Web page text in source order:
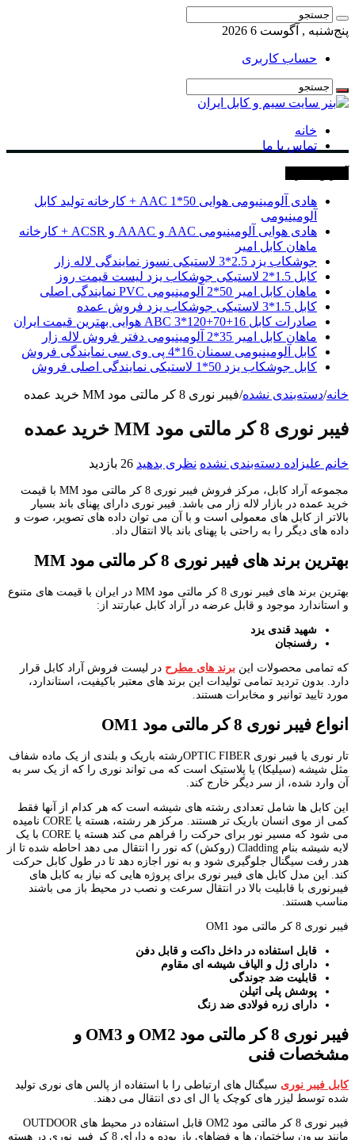
پنج‌شنبه , آگوست 6 2026
حساب کاربری
خانه
تماس با ما
هادی آلومینیومی هوایی 50*1 AAC + کارخانه تولید کابل
آلومینیومی
هادی هوایی آلومینیومی AAC و AAAC و ACSR + کارخانه
ماهان کابل امیر
جوشکاب یزد 2.5*3 لاستیکی نسوز نمایندگی لاله زار
کابل 1.5*2 لاستیکی جوشکاب یزد لیست قیمت روز
ماهان کابل امیر 50*2 آلومینیومی PVC نمایندگی اصلی
کابل 1.5*3 لاستیکی جوشکاب یزد فروش عمده
صادرات کابل 16+70+120*3 ABC هوایی بهترین قیمت ایران
ماهان کابل امیر 35*2 آلومینیومی دفتر فروش لاله زار
کابل آلومینیومی سمنان 16*4 پی وی سی نمایندگی فروش
کابل جوشکاب یزد 50*1 لاستیکی نمایندگی اصلی فروش
خانه/دسته‌بندی نشده/فیبر نوری 8 کر مالتی مود MM خرید عمده
فیبر نوری 8 کر مالتی مود MM خرید عمده
خانم علیزاده دسته‌بندی نشده نظری بدهید 26 بازدید
مجموعه آراد کابل، مرکز فروش فیبر نوری 8 کر مالتی مود MM با قیمت
خرید عمده در بازار لاله زار می باشد. فیبر نوری دارای پهنای باند بسیار
بالاتر از کابل های معمولی است و با آن می توان داده های تصویر، صوت و
داده های دیگر را به راحتی با پهنای باند بالا انتقال داد.
بهترین برند های فیبر نوری 8کر مالتی مود MM
بهترین برند های فیبر نوری 8 کر مالتی مود MM در ایران با قیمت های متنوع
و استاندارد موجود و قابل عرضه در آراد کابل عبارتند از:
شهید قندی یزد
رفسنجان
که تمامی محصولات این برند های مطرح در لیست فروش آراد کابل قرار
دارد. بدون تردید تمامی تولیدات این برند های معتبر باکیفیت، استاندارد،
مورد تایید توانیر و مخابرات هستند.
انواع فیبر نوری 8کر مالتی مود OM1
تار نوری یا فیبر نوری OPTIC FIBERرشته باریک و بلندی از یک ماده شفاف
مثل شیشه (سیلیکا) یا پلاستیک است که می تواند نوری را که از یک سر به
آن وارد شده، از سر دیگر خارج کند.
این کابل ها شامل تعدادی رشته های شیشه است که هر کدام از آنها فقط
کمی از موی انسان باریک تر هستند. مرکز هر رشته، هسته یا CORE نامیده
می شود که مسیر نور برای حرکت را فراهم می کند هسته یا CORE با یک
لایه شیشه بنام Cladding (روکش) که نور را انتقال می دهد احاطه شده تا از
هدر رفت سیگنال جلوگیری شود و به نور اجازه دهد تا در طول کابل حرکت
کند. این مدل کابل های فیبر نوری برای پروژه هایی که نیاز به کابل های
فیبرنوری با قابلیت بالا در انتقال سرعت و نصب در محیط باز می باشند
مناسب هستند.
فیبر نوری 8 کر مالتی مود OM1
قابل استفاده در داخل داکت و قابل دفن
دارای ژل و الیاف شیشه ای مقاوم
قابلیت ضد جوندگی
پوشش پلی اتیلن
دارای زره فولادی ضد زنگ
فیبر نوری 8کر مالتی مود OM2 و OM3 و
مشخصات فنی
کابل فیبر نوری سیگنال های ارتباطی را با استفاده از پالس های نوری تولید
شده توسط لیزر های کوچک یا ال ای دی انتقال می دهند.
فیبر نوری 8 کر مالتی مود OM2 قابل استفاده در محیط های OUTDOOR
مانند بیرون ساختمان ها و فضاهای باز بوده و دارای 8 کر فیبر نوری در هسته